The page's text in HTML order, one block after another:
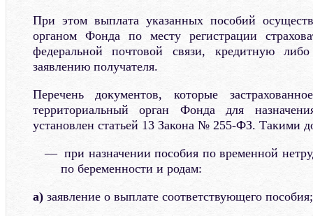
При этом выплата указанных пособий
органом Фонда по месту регистрации
федеральной почтовой связи, кредитную
заявлению получателя.
Перечень документов, которые
территориальный орган Фонда для
установлен статьей 13 Закона № 255-ФЗ. Такими
при назначении пособия по временной
по беременности и родам:
а)заявление о выплате соответствующего пособия;